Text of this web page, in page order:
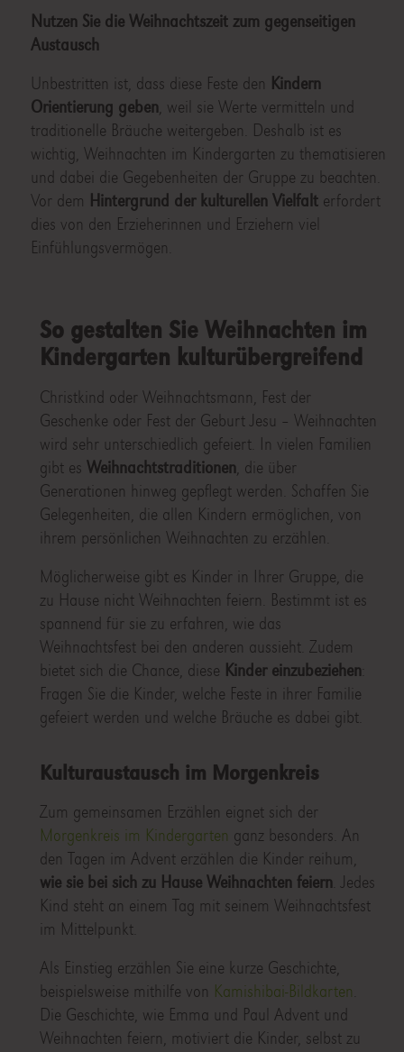
Nutzen Sie die Weihnachtszeit zum gegenseitigen
Austausch
Unbestritten ist, dass diese Feste den Kindern
Orientierung geben , weil sie Werte vermitteln und
traditionelle Bräuche weitergeben. Deshalb ist es
wichtig, Weihnachten im Kindergarten zu thematisieren
und dabei die Gegebenheiten der Gruppe zu beachten.
Vor dem Hintergrund der kulturellen Vielfalt erfordert
dies von den Erzieherinnen und Erziehern viel
Einfühlungsvermögen.
So gestalten Sie Weihnachten im
Kindergarten kulturübergreifend
Christkind oder Weihnachtsmann, Fest der
Geschenke oder Fest der Geburt Jesu – Weihnachten
wird sehr unterschiedlich gefeiert. In vielen Familien
gibt es Weihnachtstraditionen , die über
Generationen hinweg gepflegt werden. Schaffen Sie
Gelegenheiten, die allen Kindern ermöglichen, von
ihrem persönlichen Weihnachten zu erzählen.
Möglicherweise gibt es Kinder in Ihrer Gruppe, die
zu Hause nicht Weihnachten feiern. Bestimmt ist es
spannend für sie zu erfahren, wie das
Weihnachtsfest bei den anderen aussieht. Zudem
bietet sich die Chance, diese Kinder einzubeziehen
Fragen Sie die Kinder, welche Feste in ihrer Familie
gefeiert werden und welche Bräuche es dabei gibt.
Kulturaustausch im Morgenkreis
Zum gemeinsamen Erzählen eignet sich der
Morgenkreis im Kindergarten ganz besonders. An
den Tagen im Advent erzählen die Kinder reihum,
wie sie bei sich zu Hause Weihnachten feiern . Jedes
Kind steht an einem Tag mit seinem Weihnachtsfest
im Mittelpunkt.
Als Einstieg erzählen Sie eine kurze Geschichte,
beispielsweise mithilfe von Kamishibai-Bildkarten
Die Geschichte, wie Emma und Paul Advent und
Weihnachten feiern, motiviert die Kinder, selbst zu